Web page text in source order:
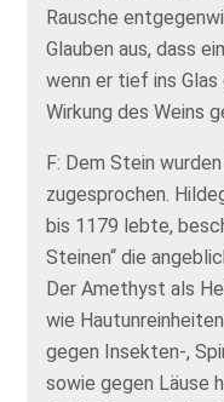
Rausche
Glauben aus, dass
wenn er tief ins
Wirkung des Weins
F: Dem Stein
zugesprochen.
bis 1179 lebte,
Steinen“ die
Der Amethyst als
wie
gegen Insekten-,
sowie gegen Läuse